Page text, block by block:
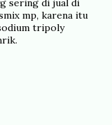
sering di jual di
mp, karena itu
tripoly